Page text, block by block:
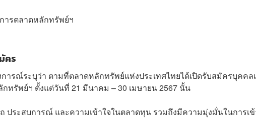
ารตลาดหลักทรัพย์ฯ
คร
ารณ์ระบุว่า ตามที่ตลาดหลักทรัพย์แห่งประเทศไทยได้เปิดรับสมัครบุคคล
ทรัพย์ฯ ตั้งแต่วันที่ 21 มีนาคม – 30 เมษายน 2567 นั้น
ประสบการณ์ และความเข้าใจในตลาดทุน รวมถึงมีความมุ่งมั่นในการเ